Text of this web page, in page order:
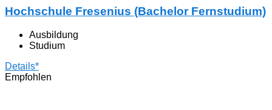
Hochschule Fresenius (Bachelor Fernstudium)
Ausbildung
Studium
Details*
Empfohlen